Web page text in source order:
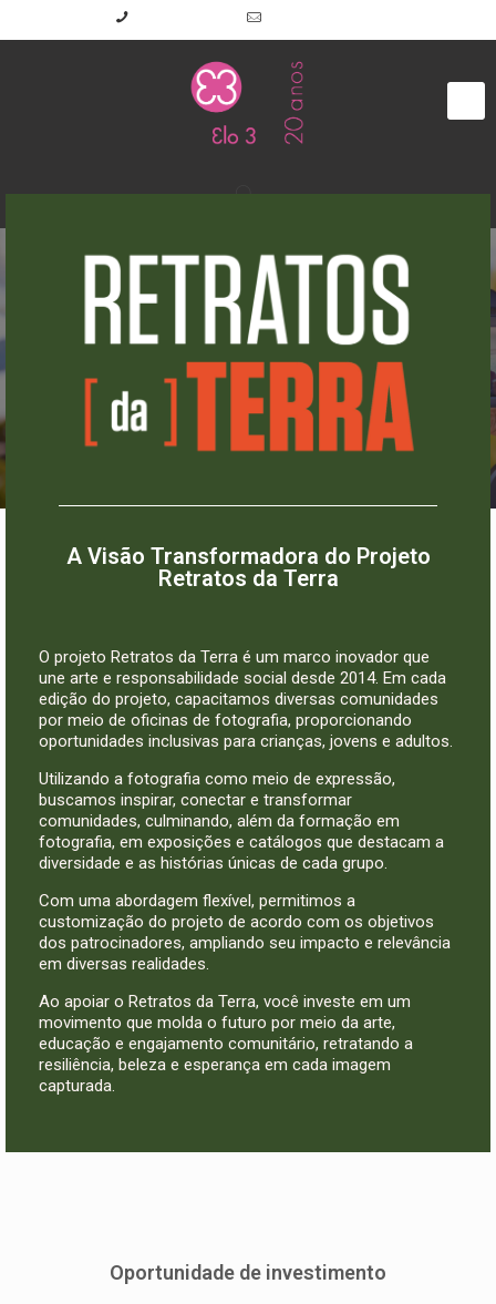
A Visão Transformadora do Projeto
Retratos da Terra
O projeto Retratos da Terra é um marco inovador que
une arte e responsabilidade social desde 2014. Em cada
edição do projeto, capacitamos diversas comunidades
por meio de oficinas de fotografia, proporcionando
oportunidades inclusivas para crianças, jovens e adultos.
Utilizando a fotografia como meio de expressão,
buscamos inspirar, conectar e transformar
comunidades, culminando, além da formação em
fotografia, em exposições e catálogos que destacam a
diversidade e as histórias únicas de cada grupo.
Com uma abordagem flexível, permitimos a
customização do projeto de acordo com os objetivos
dos patrocinadores, ampliando seu impacto e relevância
em diversas realidades.
Ao apoiar o Retratos da Terra, você investe em um
movimento que molda o futuro por meio da arte,
educação e engajamento comunitário, retratando a
resiliência, beleza e esperança em cada imagem
capturada.
Oportunidade de investimento